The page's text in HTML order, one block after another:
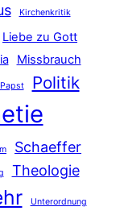
Kirchenkritik
Liebe zu Gott
Missbrauch
Papst Politik
Schaeffer
Theologie
Unterordnung